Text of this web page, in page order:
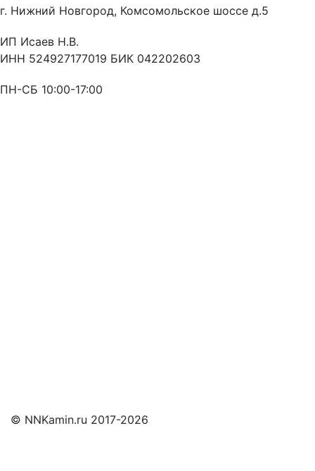
г. Нижний Новгород, Комсомольское шоссе д.5
ИП Исаев Н.В.
ИНН 524927177019 БИК 042202603
ПН-СБ 10:00-17:00
© NNKamin.ru 2017-2026